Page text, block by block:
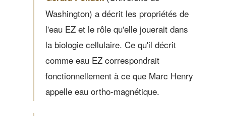
Washington) a décrit les propriétés de
l'eau EZ et le rôle qu'elle jouerait dans
la biologie cellulaire. Ce qu'il décrit
comme eau EZ correspondrait
fonctionnellement à ce que Marc Henry
appelle eau ortho-magnétique.